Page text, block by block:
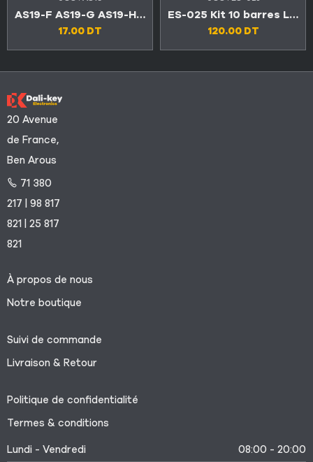
AS19-F AS19-G AS19-HG AS19-H1G
17.00 DT
ES-025 Kit 10 barres LED TV LG 42″ série LA et LN
120.00 DT
20 Avenue
de France,
Ben Arous
71 380
217 | 98 817
821 | 25 817
821
À propos de nous
Notre boutique
Suivi de commande
Livraison & Retour
Politique de confidentialité
Termes & conditions
Lundi - Vendredi
08:00 - 20:00